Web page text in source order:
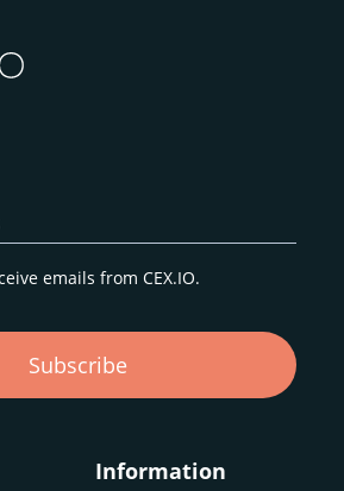
emails from CEX.IO.
Subscribe
Information